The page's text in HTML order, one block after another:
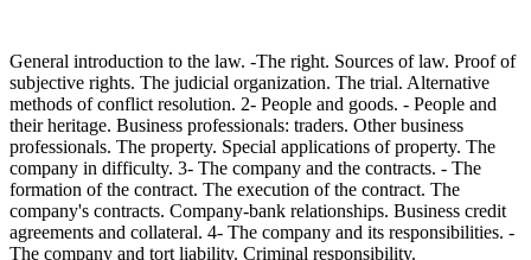
General introduction to the law. -The right. Sources of law. Proof of
subjective rights. The judicial organization. The trial. Alternative
methods of conflict resolution. 2- People and goods. - People and
their heritage. Business professionals: traders. Other business
professionals. The property. Special applications of property. The
company in difficulty. 3- The company and the contracts. - The
formation of the contract. The execution of the contract. The
company's contracts. Company-bank relationships. Business credit
agreements and collateral. 4- The company and its responsibilities. -
The company and tort liability. Criminal responsibility.